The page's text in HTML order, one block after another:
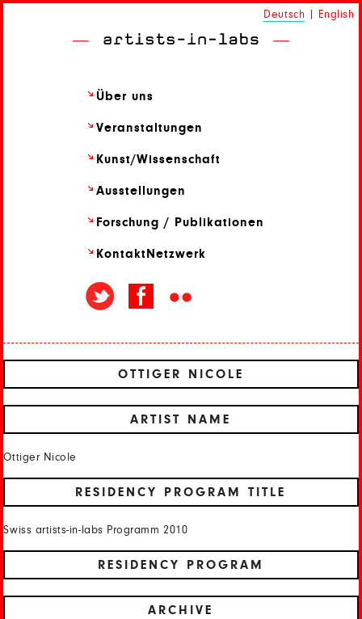
Deutsch English
Über uns
Veranstaltungen
Kunst/Wissenschaft
Ausstellungen
Forschung / Publikationen
Kontakt Netzwerk
OTTIGER NICOLE
ARTIST NAME
Ottiger Nicole
RESIDENCY PROGRAM TITLE
Swiss artists-in-labs Programm 2010
RESIDENCY PROGRAM
ARCHIVE